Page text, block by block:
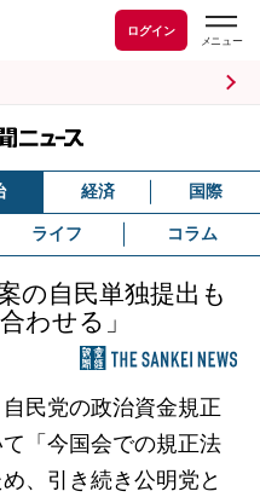
ログイン
経済 国際
ライフ コラム
の自民単独提出も
わせる」
民党の政治資金規正
「今国会での規正法
、引き続き公明党と